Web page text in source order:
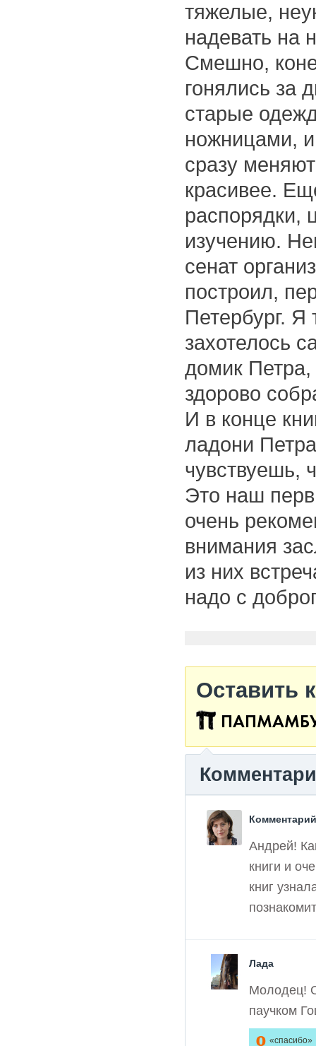
тяжелые,
надевать на
Смешно,
гонялись за
старые
ножницами,
сразу
красивее.
распорядки,
изучению.
сенат
построил,
Петербург.
захотелось
домик Петра,
здорово
И в конце
ладони
чувствуешь,
Это наш
очень
внимания
из них
надо с
Оставить
Андрей!
книги и
книг
Лада
Молодец!
паучком
0 «спасибо»